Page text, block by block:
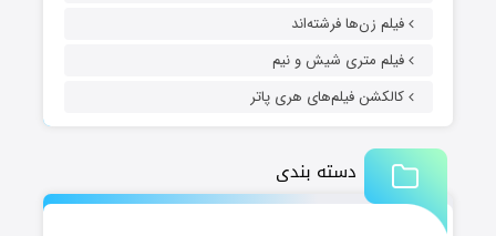
فیلم زن‌ها فرشته‌اند
فیلم متری شیش و نیم
کالکشن فیلم‌های هری پاتر
دسته بندی